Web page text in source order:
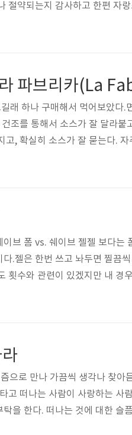
절약되는지 감사하고 한편 자
음 입금 내역만을 이용하여 잔
파브리카(La
래 하나 구매해서 먹어보았다.
조를 통해서 소스가 잘 달라붙
고, 확실히 소스가 잘 묻는다.
지라 한 번 먹을 때는 좋은 녀석
브 폼 vs. 쉐이브 젤젤 보다는
.젤은 한번 쓰고 놔두면 찔끔
횟수와 관련이 있겠지만 내 경
고 보니 가끔 핫 딜로 나오는
로 만나 가끔씩 생각나 찾아
고 떠나는 사람이 사랑하는 사
을 한다. 떠나는 것에 대한 슬
다. https://youtu.be/